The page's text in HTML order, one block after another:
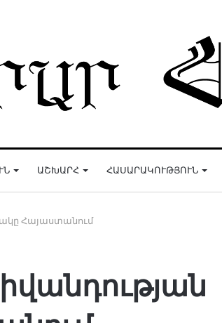
ԱՇԽԱՐՀ ՀԱՍԱՐԱԿՈՒԹՅՈՒՆ
Հայաստանում